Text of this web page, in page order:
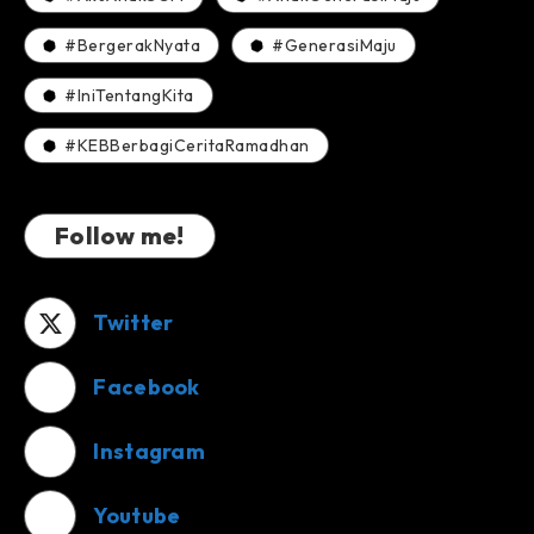
#BergerakNyata #GenerasiMaju
#IniTentangKita
#KEBBerbagiCeritaRamadhan
Follow me!
Twitter
Facebook
Instagram
Youtube